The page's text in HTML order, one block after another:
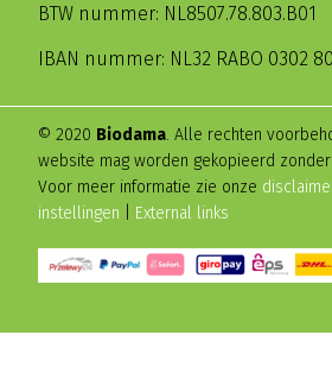
BTW nummer: NL8507.78.803.B01
IBAN nummer: NL32 RABO 0302
© 2020 Biodama. Alle rechten
website mag worden gekopieerd
Voor meer informatie zie onze
instellingen
External links